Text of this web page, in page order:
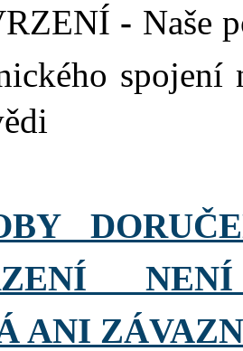
- Naše
spojení
ANI